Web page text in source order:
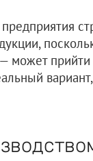
может прийти